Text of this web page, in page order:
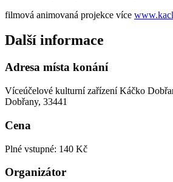
filmová animovaná projekce více
Další informace
Adresa místa konání
Víceúčelové kulturní zařízení Káčko
Dobřany, 33441
Cena
Plné vstupné: 140 Kč
Organizátor